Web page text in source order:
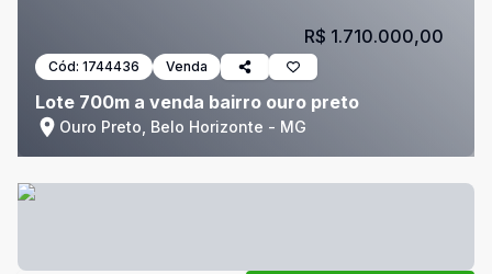
Cód: 1744436 Venda
Lote 700m a venda bairro ouro preto
Ouro Preto, Belo Horizonte - MG
R$ 1.710.000,00